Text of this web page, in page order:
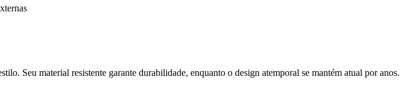
Seu material resistente garante durabilidade, enquanto o design atemporal se mantém atual por anos.